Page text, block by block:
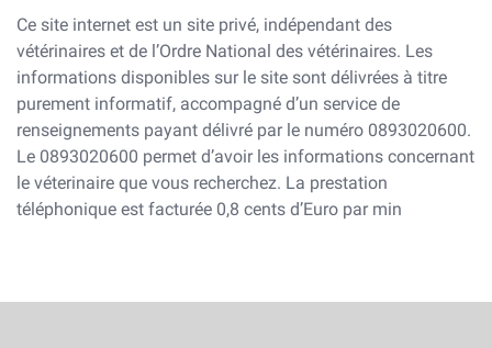
Ce site internet est un site privé, indépendant des
vétérinaires et de l’Ordre National des vétérinaires. Les
informations disponibles sur le site sont délivrées à titre
purement informatif, accompagné d’un service de
renseignements payant délivré par le numéro 0893020600.
Le 0893020600 permet d’avoir les informations concernant
le véterinaire que vous recherchez. La prestation
téléphonique est facturée 0,8 cents d’Euro par min